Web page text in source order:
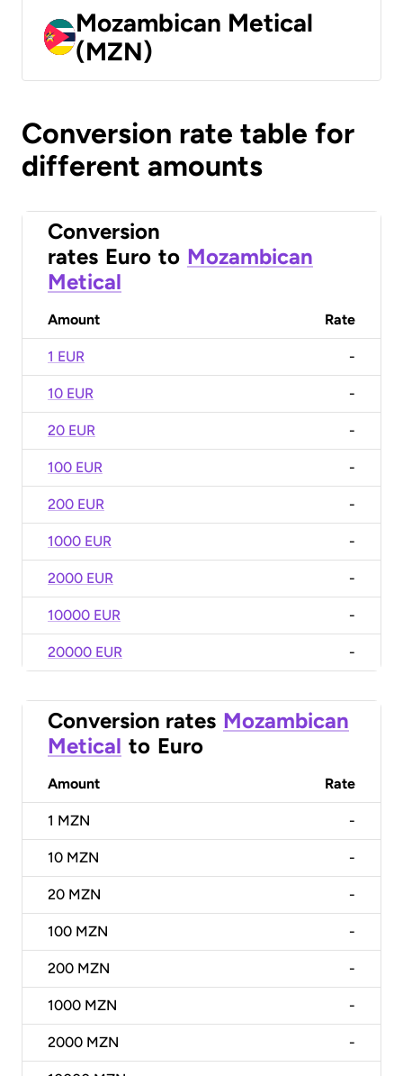
Mozambican Metical
(MZN)
Conversion rate table for
different amounts
Conversion
rates Euro to Mozambican
Metical
Amount Rate
1 EUR -
10 EUR -
20 EUR -
100 EUR -
200 EUR -
1000 EUR -
2000 EUR -
10000 EUR -
20000 EUR -
Conversion rates Mozambican
Metical to Euro
Amount Rate
1 MZN -
10 MZN -
20 MZN -
100 MZN -
200 MZN -
1000 MZN -
2000 MZN -